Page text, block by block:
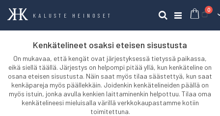
KALUSTE HEINOSET
0
Haku
Kenkätelineet osaksi eteisen sisustusta
On mukavaa, että kengät ovat järjestyksessä tietyssä paikassa,
eikä siellä täällä. Järjestys on helpompi pitää yllä, kun kenkäteline on
osana eteisen sisustusta. Näin saat myös tilaa säästettyä, kun saat
kenkäpareja myös päällekkäin. Joidenkin kenkätelineiden päällä on
myös istuin, jonka avulla kenkien laittaminenkin helpottuu. Tilaa oma
kenkätelineesi mieluisalla värillä verkkokaupastamme kotiin
toimitettuna.